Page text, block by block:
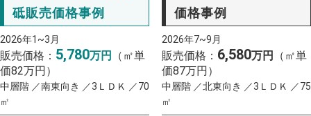
砥販売価格事例
2026年1~3月
販売価格： 5,780万円
（㎡単
価82万円）
中層階 ／南東向き ／3ＬＤＫ ／70
㎡
価格事例
2026年7~9月
販売価格： 6,580万円
（㎡単
価87万円）
中層階 ／北東向き ／3ＬＤＫ ／75
㎡